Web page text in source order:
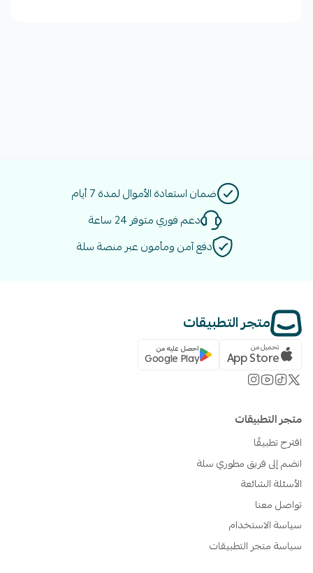
ضمان استعادة الأموال لمدة 7 أيام
دعم فوري متوفر 24 ساعة
دفع آمن ومأمون عبر منصة سلة
متجر التطبيقات
تحميل من
App Store احصل عليه من
Google Play
متجر التطبيقات
اقترح تطبيقًا
انضم إلى فريق مطوري سلة
الأسئلة الشائعة
تواصل معنا
سياسة الاستخدام
سياسة متجر التطبيقات